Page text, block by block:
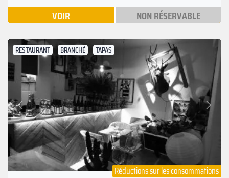
VOIR NON RÉSERVABLE
RESTAURANT BRANCHÉ TAPAS
Précédent
Suivant
Réductions sur les consommations